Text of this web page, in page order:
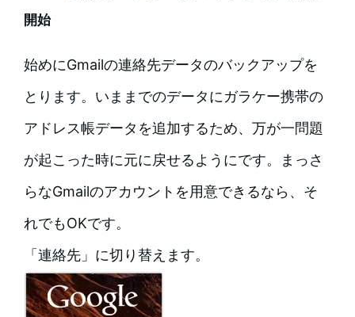
開始
始めにGmailの連絡先データのバックアップを
とります。いままでのデータにガラケー携帯の
アドレス帳データを追加するため、万が一問題
が起こった時に元に戻せるようにです。まっさ
らなGmailのアカウントを用意できるなら、そ
れでもOKです。
「連絡先」に切り替えます。